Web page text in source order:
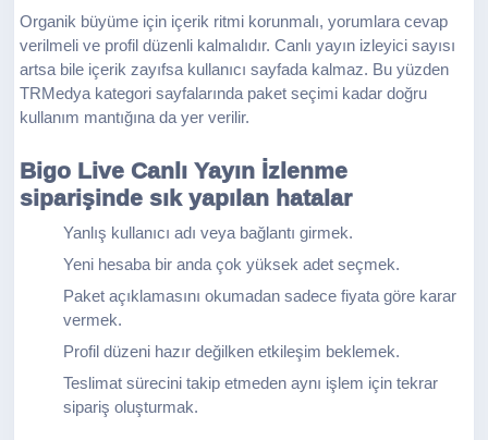
Organik büyüme için içerik ritmi korunmalı, yorumlara cevap
verilmeli ve profil düzenli kalmalıdır. Canlı yayın izleyici sayısı
artsa bile içerik zayıfsa kullanıcı sayfada kalmaz. Bu yüzden
TRMedya kategori sayfalarında paket seçimi kadar doğru
kullanım mantığına da yer verilir.
Bigo Live Canlı Yayın İzlenme
siparişinde sık yapılan hatalar
Yanlış kullanıcı adı veya bağlantı girmek.
Yeni hesaba bir anda çok yüksek adet seçmek.
Paket açıklamasını okumadan sadece fiyata göre karar
vermek.
Profil düzeni hazır değilken etkileşim beklemek.
Teslimat sürecini takip etmeden aynı işlem için tekrar
sipariş oluşturmak.